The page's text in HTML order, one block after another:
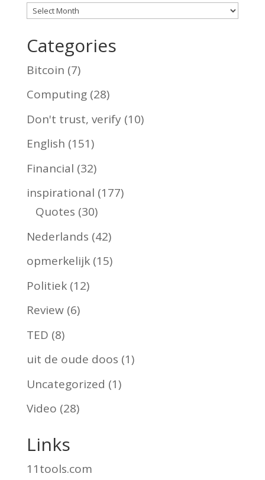
Archives
Categories
Bitcoin (7)
Computing(28)
Don't trust, verify (10)
English (151)
Financial (32)
inspirational (177)
Quotes (30)
Nederlands (42)
opmerkelijk(15)
Politiek(12)
Review(6)
TED (8)
uit de oude doos (1)
Uncategorized (1)
Video (28)
Links
11tools.com